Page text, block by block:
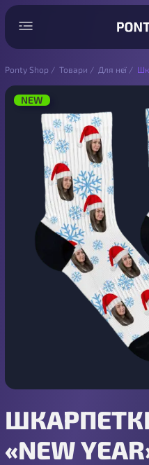
Ponty Shop / Товари / Для неї /
NEW
«NEW